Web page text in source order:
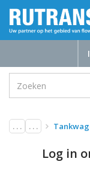
. . . . . .
Log in